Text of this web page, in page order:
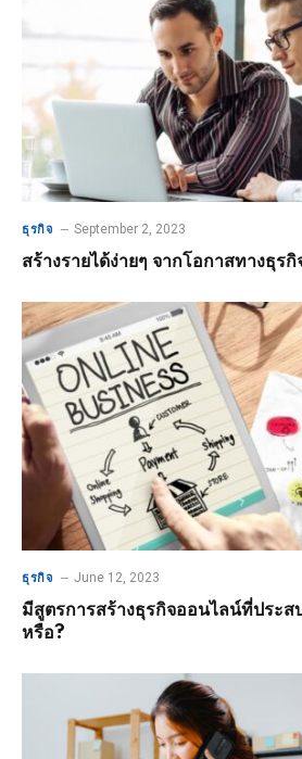
ธุรกิจ September 2, 2023
สร้างรายได้ง่ายๆ จากโอกาสทางธุร
ธุรกิจ June 12, 2023
มีสูตรการสร้างธุรกิจออนไลน์ที่ประส
หรือ?